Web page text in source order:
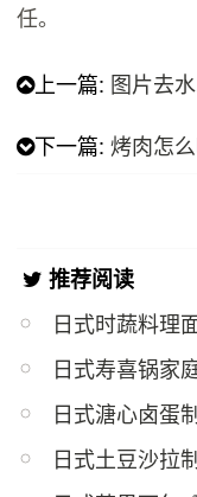
任。
上一篇: 图片去
下一篇:烤肉怎
推荐阅读
日式时蔬料理
日式寿喜锅家
日式溏心卤蛋
日式土豆沙拉